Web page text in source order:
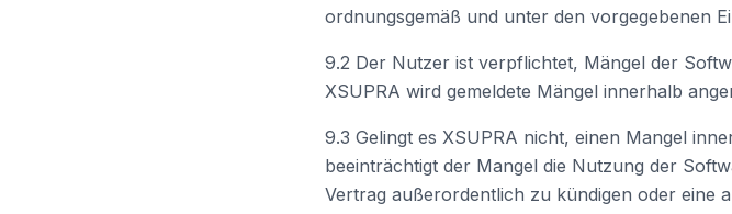
ordnungsgemäß und unter den vorgegebenen
9.2 Der Nutzer ist verpflichtet, Mängel der
XSUPRA wird gemeldete Mängel innerhalb
9.3 Gelingt es XSUPRA nicht, einen Mangel
beeinträchtigt der Mangel die Nutzung der
Vertrag außerordentlich zu kündigen oder eine